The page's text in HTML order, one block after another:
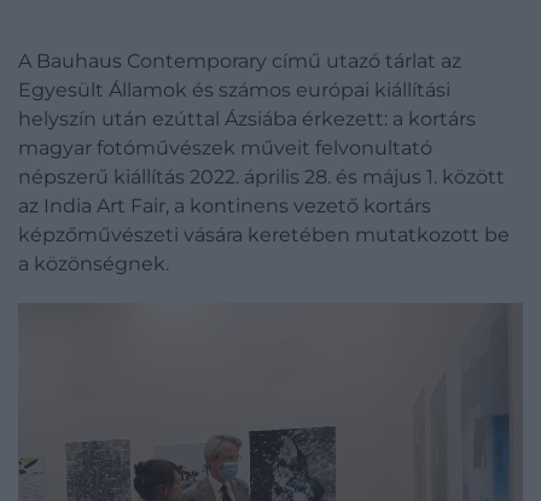
A Bauhaus Contemporary című utazó tárlat az
Egyesült Államok és számos európai kiállítási
helyszín után ezúttal Ázsiába érkezett: a kortárs
magyar fotóművészek műveit felvonultató
népszerű kiállítás 2022. április 28. és május 1. között
az India Art Fair, a kontinens vezető kortárs
képzőművészeti vására keretében mutatkozott be
a közönségnek.